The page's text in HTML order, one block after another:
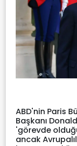
ABD'nin Paris
Başkanı
'görevde
ancak